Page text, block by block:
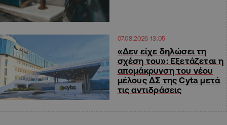
07.08.2026 13:05
«Δεν είχε δηλώσει τη
σχέση του»: Εξετάζεται η
απομάκρυνση του νέου
μέλους ΔΣ της Cyta μετά
τις αντιδράσεις